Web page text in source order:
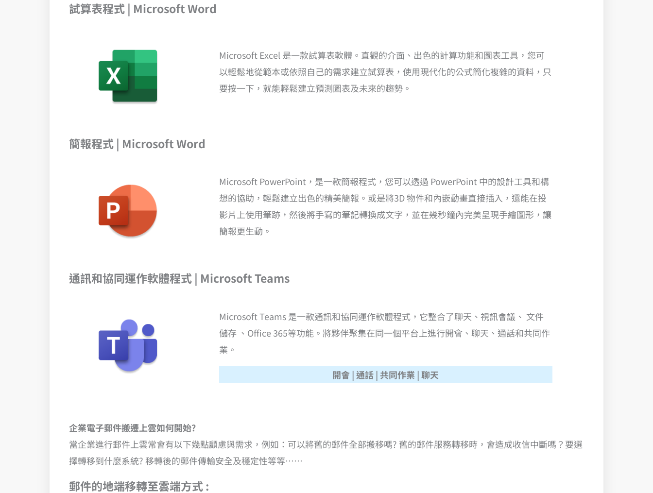
試算表程式 | Microsoft Word
Microsoft Excel 是一款試算表軟體。直觀的介面、出色的計算功能和圖表工具，您可
以輕鬆地從範本或依照自己的需求建立試算表，使用現代化的公式簡化複雜的資料，只
要按一下，就能輕鬆建立預測圖表及未來的趨勢。
簡報程式 | Microsoft Word
Microsoft PowerPoint，是一款簡報程式，您可以透過 PowerPoint 中的設計工具和構
想的協助，輕鬆建立出色的精美簡報。或是將3D 物件和內嵌動畫直接插入，還能在投
影片上使用筆跡，然後將手寫的筆記轉換成文字，並在幾秒鐘內完美呈現手繪圖形，讓
簡報更生動。
通訊和協同運作軟體程式 | Microsoft Teams
Microsoft Teams 是一款通訊和協同運作軟體程式，它整合了聊天、視訊會議、 文件
儲存 、Office 365等功能。將夥伴聚集在同一個平台上進行開會、聊天、通話和共同作
業。
開會 | 通話 | 共同作業 | 聊天
企業電子郵件搬遷上雲如何開始?
當企業進行郵件上雲常會有以下幾點顧慮與需求，例如：可以將舊的郵件全部搬移嗎? 舊的郵件服務轉移時，會造成收信中斷嗎？要選
擇轉移到什麼系統? 移轉後的郵件傳輸安全及穩定性等等……
郵件的地端移轉至雲端方式 :